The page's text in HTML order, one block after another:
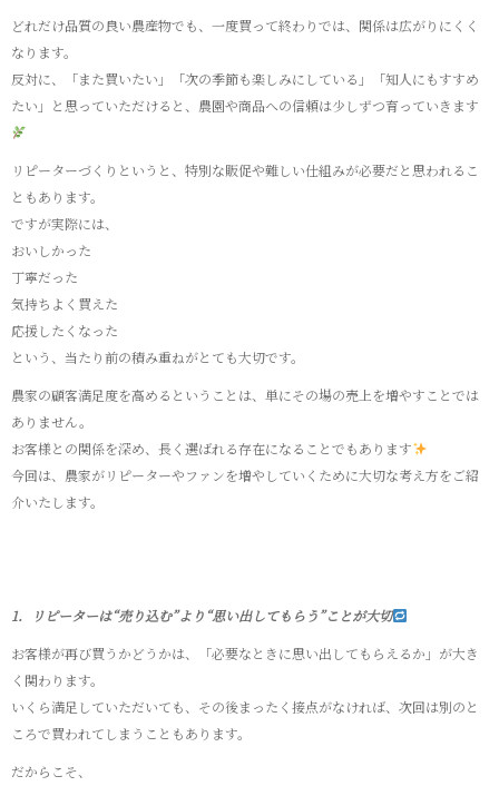
どれだけ品質の良い農産物でも、一度買って終わりでは、関係は広がりにくく
なります。
反対に、「また買いたい」「次の季節も楽しみにしている」「知人にもすすめ
たい」と思っていただけると、農園や商品への信頼は少しずつ育っていきます
リピーターづくりというと、特別な販促や難しい仕組みが必要だと思われるこ
ともあります。
ですが実際には、
おいしかった
丁寧だった
気持ちよく買えた
応援したくなった
という、当たり前の積み重ねがとても大切です。
農家の顧客満足度を高めるということは、単にその場の売上を増やすことでは
ありません。
お客様との関係を深め、長く選ばれる存在になることでもあります
今回は、農家がリピーターやファンを増やしていくために大切な考え方をご紹
介いたします。
1．リピーターは“売り込む”より“思い出してもらう”ことが大切
お客様が再び買うかどうかは、「必要なときに思い出してもらえるか」が大き
く関わります。
いくら満足していただいても、その後まったく接点がなければ、次回は別のと
ころで買われてしまうこともあります。
だからこそ、